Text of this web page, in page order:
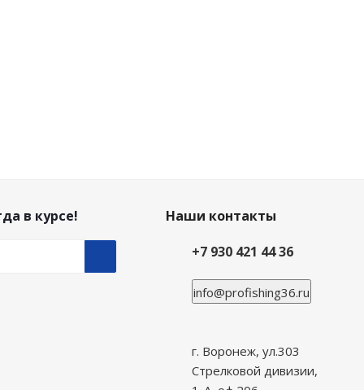
в курсе!
Наши контакты
+7 930 421 44 36
info@profishing36.ru
г. Воронеж, ул.303
Стрелковой дивизии,